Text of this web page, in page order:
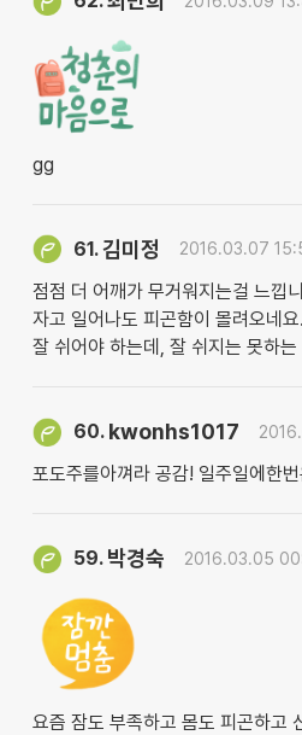
gg
61.김미정 2016.03.07
점점 더 어깨가 무거워지는걸 느낍
자고 일어나도 피곤함이 몰려오네요.
잘 쉬어야 하는데, 잘 쉬지는 못하
60. kwonhs1017
포도주를아껴라 공감! 일주일에한
59. 박경숙 2016.03.05
요즘 잠도 부족하고 몸도 피곤하고